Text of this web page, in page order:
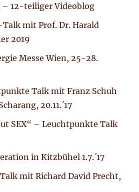
– 12-teiliger Videoblog
mit Prof. Dr. Harald
2019
Messe Wien, 25-28.
Talk mit Franz Schuh
20.11.´17
SEX“ – Leuchtpunkte Talk
in Kitzbühel 1.7.´17
mit Richard David Precht,